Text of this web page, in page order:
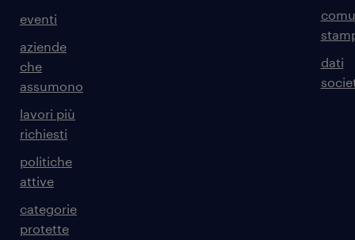
eventi
aziende
che
assumono
lavori più
richiesti
politiche
attive
categorie
protette
dati